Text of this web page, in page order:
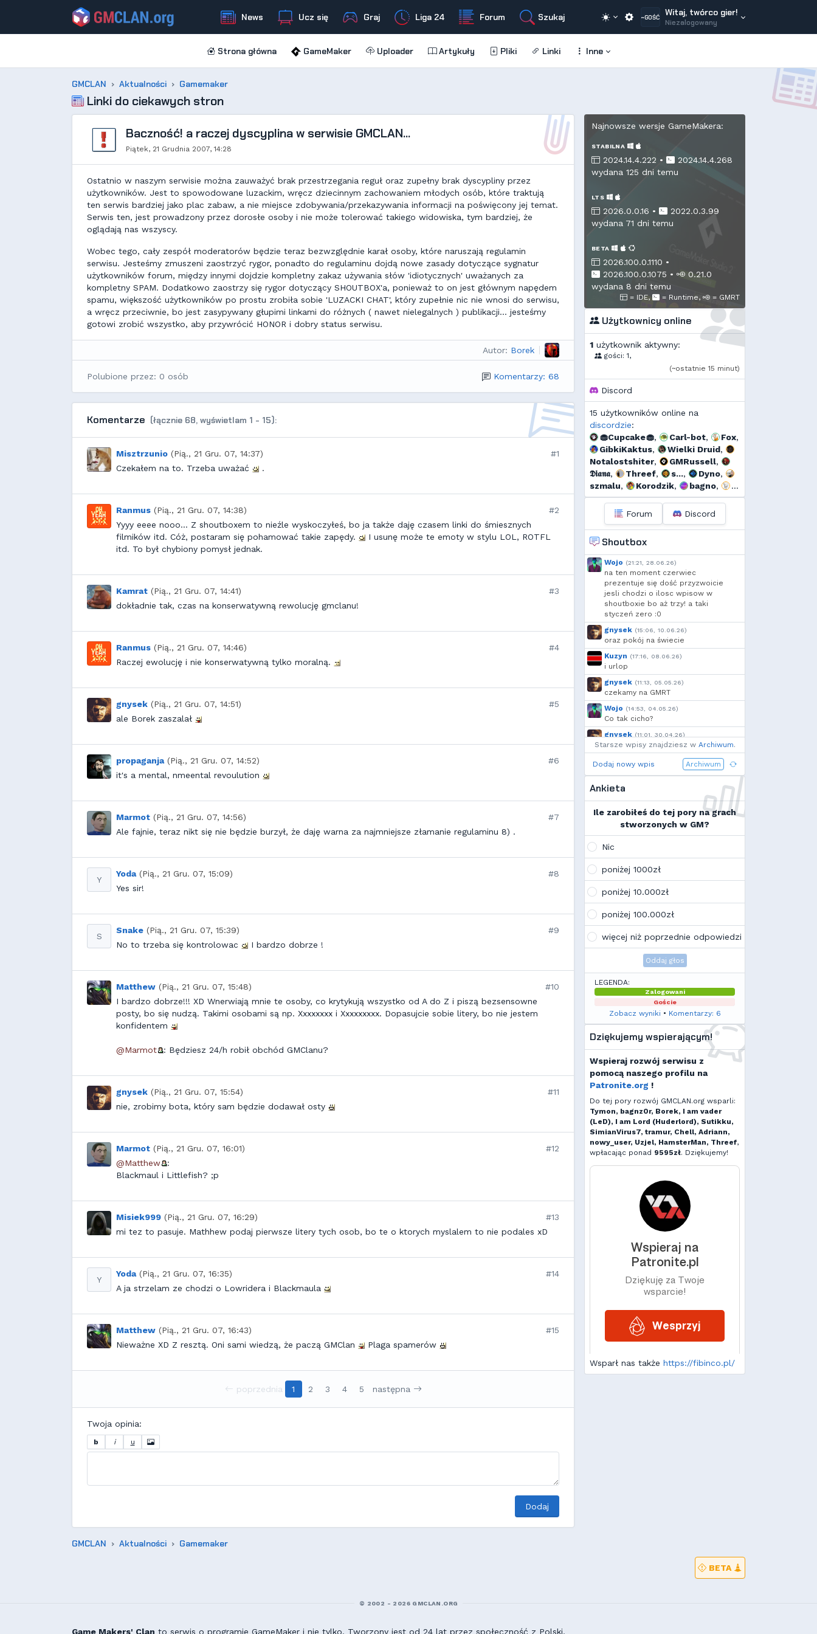
~GOŚĆ Witaj, twórco gier!
Niezalogowany
News Ucz się Graj Liga 24 Forum Szukaj
Strona główna GameMaker Uploader Artykuły Pliki Linki Inne
GMCLAN Aktualności Gamemaker
Linki do ciekawych stron
Baczność! a raczej dyscyplina w serwisie GMCLAN...
Piątek, 21 Grudnia 2007, 14:28
Ostatnio w naszym serwisie można zauważyć brak przestrzegania reguł oraz zupełny brak dyscypliny przez
użytkowników. Jest to spowodowane luzackim, wręcz dziecinnym zachowaniem młodych osób, które traktują
ten serwis bardziej jako plac zabaw, a nie miejsce zdobywania/przekazywania informacji na poświęcony jej temat.
Serwis ten, jest prowadzony przez dorosłe osoby i nie może tolerować takiego widowiska, tym bardziej, że
oglądają nas wszyscy.
Wobec tego, cały zespół moderatorów będzie teraz bezwzględnie karał osoby, które naruszają regulamin
serwisu. Jesteśmy zmuszeni zaostrzyć rygor, ponadto do regulaminu dojdą nowe zasady dotyczące sygnatur
użytkowników forum, między innymi dojdzie kompletny zakaz używania słów 'idiotycznych' uważanych za
kompletny SPAM. Dodatkowo zaostrzy się rygor dotyczący SHOUTBOX'a, ponieważ to on jest głównym napędem
spamu, większość użytkowników po prostu zrobiła sobie 'LUZACKI CHAT', który zupełnie nic nie wnosi do serwisu,
a wręcz przeciwnie, bo jest zasypywany głupimi linkami do różnych ( nawet nielegalnych ) publikacji... jesteśmy
gotowi zrobić wszystko, aby przywrócić HONOR i dobry status serwisu.
Autor: Borek
Polubione przez: 0 osób Komentarzy: 68
Komentarze (łącznie 68, wyświetlam 1 - 15):
Misztrzunio (Pią., 21 Gru. 07, 14:37)
#1
Czekałem na to. Trzeba uważać
.
Ranmus (Pią., 21 Gru. 07, 14:38)
#2
Yyyy eeee nooo... Z shoutboxem to nieźle wyskoczyłeś, bo ja także daję czasem linki do śmiesznych
filmików itd. Cóż, postaram się pohamować takie zapędy.
I usunę może te emoty w stylu LOL, ROTFL
itd. To był chybiony pomysł jednak.
Kamrat (Pią., 21 Gru. 07, 14:41)
#3
dokładnie tak, czas na konserwatywną rewolucję gmclanu!
Ranmus (Pią., 21 Gru. 07, 14:46)
#4
Raczej ewolucję i nie konserwatywną tylko moralną.
gnysek (Pią., 21 Gru. 07, 14:51)
#5
ale Borek zaszalał
propaganja (Pią., 21 Gru. 07, 14:52)
#6
it's a mental, nmeental revoulution
Marmot (Pią., 21 Gru. 07, 14:56)
#7
Ale fajnie, teraz nikt się nie będzie burzył, że daję warna za najmniejsze złamanie regulaminu 8) .
Y
Yoda (Pią., 21 Gru. 07, 15:09)
#8
Yes sir!
S
Snake (Pią., 21 Gru. 07, 15:39)
#9
No to trzeba się kontrolowac
I bardzo dobrze !
Matthew (Pią., 21 Gru. 07, 15:48)
#10
I bardzo dobrze!!! XD Wnerwiają mnie te osoby, co krytykują wszystko od A do Z i piszą bezsensowne
posty, bo się nudzą. Takimi osobami są np. Xxxxxxxx i Xxxxxxxxx. Dopasujcie sobie litery, bo nie jestem
konfidentem
@Marmot : Będziesz 24/h robił obchód GMClanu?
gnysek (Pią., 21 Gru. 07, 15:54)
#11
nie, zrobimy bota, który sam będzie dodawał osty
Marmot (Pią., 21 Gru. 07, 16:01)
#12
@Matthew
:
Blackmaul i Littlefish? ;p
Misiek999 (Pią., 21 Gru. 07, 16:29)
#13
mi tez to pasuje. Mathhew podaj pierwsze litery tych osob, bo te o ktorych myslalem to nie podales xD
Y
Yoda (Pią., 21 Gru. 07, 16:35)
#14
A ja strzelam ze chodzi o Lowridera i Blackmaula
Matthew (Pią., 21 Gru. 07, 16:43)
#15
Nieważne XD Z resztą. Oni sami wiedzą, że paczą GMClan
Plaga spamerów
poprzednia 1 2 3 4 5 następna
Twoja opinia:
b i u
Dodaj
GMCLAN Aktualności Gamemaker
Najnowsze wersje GameMakera:
STABILNA
2024.14.4.222 •
2024.14.4.268
wydana 125 dni temu
LTS
2026.0.0.16 •
2022.0.3.99
wydana 71 dni temu
BETA
2026.100.0.1110 •
2026.100.0.1075 •
0.21.0
wydana 8 dni temu
= IDE, = Runtime, = GMRT
Użytkownicy online
1 użytkownik aktywny:
gości: 1,
(~ostatnie 15 minut)
Discord
15 użytkowników online na
discordzie:
🧁Cupcake🧁, Carl-bot, Fox,
GibkiKaktus, Wielki Druid,
Notalostshiter, GMRussell,
𝕯𝖎𝖆𝖓𝖆, Threef, s..., Dyno,
szmalu, Korodzik, bagno,
Krzysiek1250
Forum
Discord
Shoutbox
Wojo (21:21, 28.06.26)
na ten moment czerwiec
prezentuje się dość przyzwoicie
jesli chodzi o ilosc wpisow w
shoutboxie bo aż trzy! a taki
styczeń zero :0
gnysek (15:06, 10.06.26)
oraz pokój na świecie
Kuzyn (17:16, 08.06.26)
i urlop
gnysek (11:13, 05.05.26)
czekamy na GMRT
Wojo (14:53, 04.05.26)
Co tak cicho?
gnysek (11:01, 30.04.26)
Grill panie, grill.
Wojo
(14:18, 29.04.26)
Jak planujecie spędzić najbliższą
Ja zainstalowałem sobie Linux mint
na swoim laptopie
Wojo
Tak, po zmianach gmclan przeżywa
wskazują, że ten rok będzie rokiem
Linuxa, rokiem odejścia od
discorda na rzecz forów
internetowych
K Kamilek
Ale klimat tu znowu wrócić!
Starsze wpisy znajdziesz w Archiwum.
Dodaj nowy wpis Archiwum
Ankieta
Ile zarobiłeś do tej pory na grach
stworzonych w GM?
Nic
poniżej 1000zł
poniżej 10.000zł
poniżej 100.000zł
więcej niż poprzednie odpowiedzi
Oddaj głos
LEGENDA:
Zalogowani
Goście
Zobacz wyniki • Komentarzy: 6
Dziękujemy wspierającym!
Wspieraj rozwój serwisu z
pomocą naszego profilu na
Patronite.org !
Do tej pory rozwój GMCLAN.org wsparli:
Tymon, bagnz0r, Borek, I am vader
(LeD), I am Lord (Huderlord), Sutikku,
SimianVirus7, tramur, Chell, Adriann,
nowy_user, Uzjel, HamsterMan, Threef,
wpłacając ponad 9595zł. Dziękujemy!
Wsparł nas także https://fibinco.pl/
BETA
© 2002 - 2026 GMCLAN.ORG
Game Makers' Clan to serwis o programie GameMaker i nie tylko. Tworzony jest od 24 lat przez społeczność z Polski,